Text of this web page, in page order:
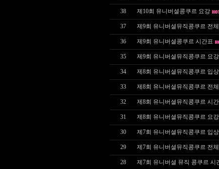
38 제10회 유니버셜콩쿠르 요강
37 제9회 유니버셜뮤직콩쿠르 전
36 제9회 유니버셜콩쿠르 시간표
35 제9회 유니버셜뮤직콩쿠르 요강
34 제8회 유니버셜뮤직콩쿠르 입
33 제8회 유니버셜뮤직콩쿠르 전
32 제8회 유니버셜뮤직콩쿠르 시
31 제8회 유니버셜뮤직콩쿠르 요강
30 제7회 유니버셜뮤직콩쿠르 입
29 제7회 유니버셜뮤직콩쿠르 전
28 제7회 유니버셜 뮤직 콩쿠르 시